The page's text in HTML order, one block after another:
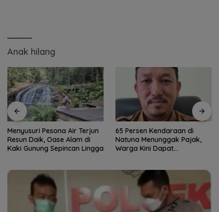
Anak hilang
Menyusuri Pesona Air Terjun
Resun Daik, Oase Alam di
Kaki Gunung Sepincan Lingga
65 Persen Kendaraan di
Natuna Menunggak Pajak,
Warga Kini Dapat